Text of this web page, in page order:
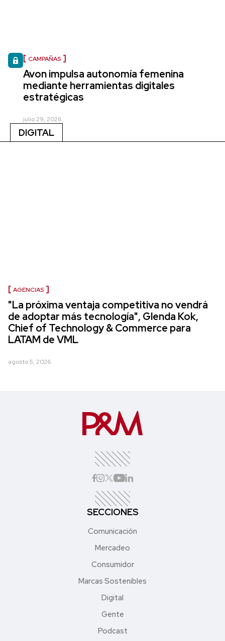
CAMPAÑAS
Avon impulsa autonomía femenina
mediante herramientas digitales
estratégicas
julio 29, 2026
DIGITAL
AGENCIAS
"La próxima ventaja competitiva no vendrá
de adoptar más tecnología", Glenda Kok,
Chief of Technology & Commerce para
LATAM de VML
agosto 5, 2026
SECCIONES
Comunicación
Mercadeo
Consumidor
Marcas Sostenibles
Digital
Gente
Podcast